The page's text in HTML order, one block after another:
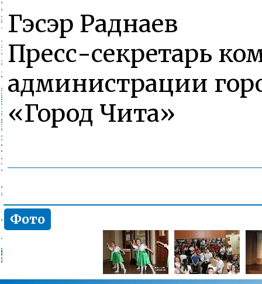
Гэсэр Раднаев
Пресс-секретарь
администрации
«Город Чита»
Фото